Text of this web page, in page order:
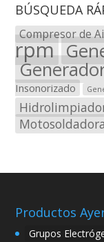
BÚSQUEDA
Compresor de
rpm
Insonorizado
Motosoldadora
Productos
Grupos